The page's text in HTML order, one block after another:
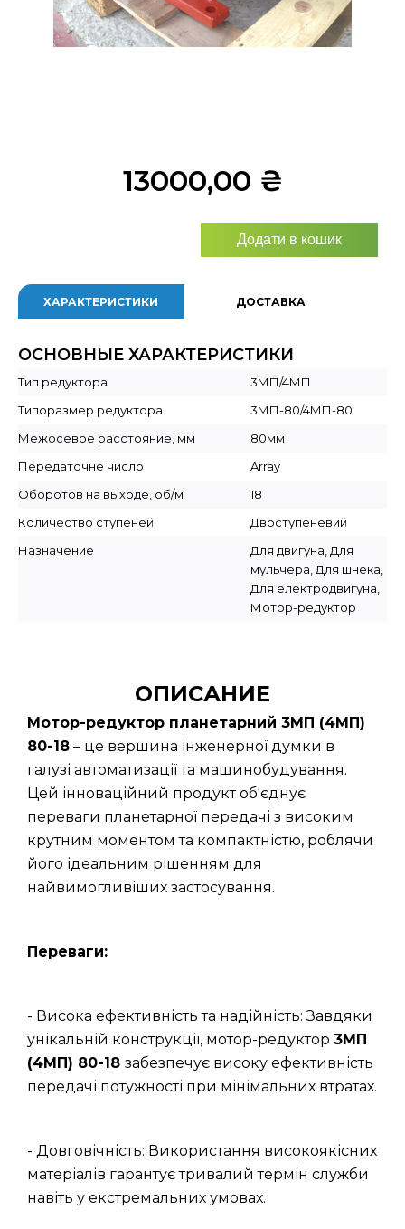
13000,00 ₴
Додати в кошик
ХАРАКТЕРИСТИКИ ДОСТАВКА
ОСНОВНЫЕ ХАРАКТЕРИСТИКИ
Тип редуктора
3МП/4МП
Типоразмер редуктора
3МП-80/4МП-80
Межосевое расстояние, мм
80мм
Передаточне число
Array
Оборотов на выходе, об/м
18
Количество ступеней
Двоступеневий
Назначение
Для двигуна, Для
мульчера, Для шнека,
Для електродвигуна,
Мотор-редуктор
ОПИСАНИЕ
Мотор-редуктор планетарний 3МП (4МП)
80-18 – це вершина інженерної думки в
галузі автоматизації та машинобудування.
Цей інноваційний продукт об'єднує
переваги планетарної передачі з високим
крутним моментом та компактністю, роблячи
його ідеальним рішенням для
найвимогливіших застосування.
Переваги:
- Висока ефективність та надійність: Завдяки
унікальній конструкції, мотор-редуктор 3МП
(4МП) 80-18 забезпечує високу ефективність
передачі потужності при мінімальних втратах.
- Довговічність: Використання високоякісних
матеріалів гарантує тривалий термін служби
навіть у екстремальних умовах.